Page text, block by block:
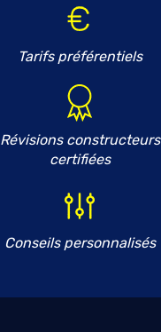
Tarifs préférentiels
Révisions constructeurs
certifiées
Conseils personnalisés